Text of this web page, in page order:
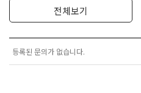
전체보기
등록된 문의가 없습니다.